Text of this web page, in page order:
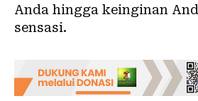
Anda hingga keinginan
sensasi.